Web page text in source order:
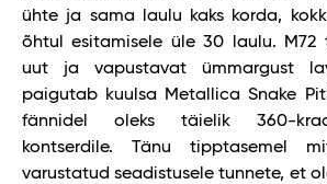
ühte ja sama laulu kaks korda,
õhtul esitamisele üle 30 laulu. M72
uut ja vapustavat ümmargust
paigutab kuulsa Metallica Snake
fännidel oleks täielik 360-
kontserdile. Tänu tipptasemel
varustatud seadistusele tunnete, et